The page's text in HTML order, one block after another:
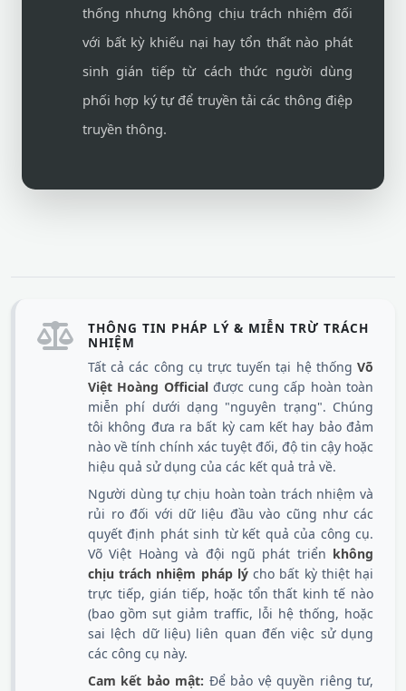
thống nhưng không chịu trách nhiệm đối
với bất kỳ khiếu nại hay tổn thất nào phát
sinh gián tiếp từ cách thức người dùng
phối hợp ký tự để truyền tải các thông điệp
truyền thông.
THÔNG TIN PHÁP LÝ & MIỄN TRỪ TRÁCH
NHIỆM
Tất cả các công cụ trực tuyến tại hệ thống Võ
Việt Hoàng Officialđược cung cấp hoàn toàn
miễn phí dưới dạng "nguyên trạng". Chúng
tôi không đưa ra bất kỳ cam kết hay bảo đảm
nào về tính chính xác tuyệt đối, độ tin cậy hoặc
hiệu quả sử dụng của các kết quả trả về.
Người dùng tự chịu hoàn toàn trách nhiệm và
rủi ro đối với dữ liệu đầu vào cũng như các
quyết định phát sinh từ kết quả của công cụ.
Võ Việt Hoàng và đội ngũ phát triển không
chịu trách nhiệm pháp lýcho bất kỳ thiệt hại
trực tiếp, gián tiếp, hoặc tổn thất kinh tế nào
(bao gồm sụt giảm traffic, lỗi hệ thống, hoặc
sai lệch dữ liệu) liên quan đến việc sử dụng
các công cụ này.
Cam kết bảo mật: Để bảo vệ quyền riêng tư,